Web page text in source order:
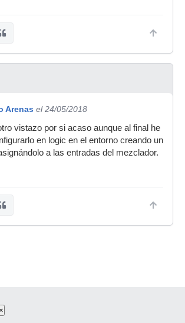
Arenas el 24/05/2018
vistazo por si acaso aunque al final he
en logic en el entorno creando un
a las entradas del mezclador.
×